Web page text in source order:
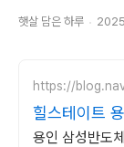
햇살 담은 하루
https://
힐스테이트
이트 특별혜택!
용인 삼성반도